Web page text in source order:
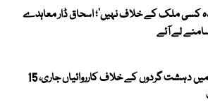
کسی ملک کے خلاف نہیں’؛ اسحاق ڈار معاہدے
لے آئے
بلوچستان میں دہشت گردوں کے خلاف کارروائیاں جاری، 15